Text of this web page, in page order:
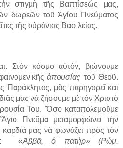
στιγμὴ τῆς Βαπτίσεώς μας,
δωρεῶν τοῦ Ἁγίου Πνεύματος
τῆς οὐράνιας Βασιλείας.
Στὸν κόσμο αὐτόν, βιώνουμε
ἀπουσίας τοῦ Θεοῦ.
μᾶς παρηγορεῖ καὶ
μας νὰ ζήσουμε μὲ τὸν Χριστὸ
Του. Ὅσο καταπολεμοῦμε
Πνεῦμα μεταμορφώνει τὴν
καρδιά μας νὰ φωνάζει πρὸς τὸν
«Ἀββᾶ, ὁ πατὴρ» (Ρώμ.